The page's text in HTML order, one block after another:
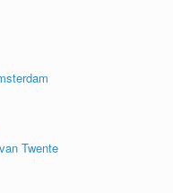
Twente